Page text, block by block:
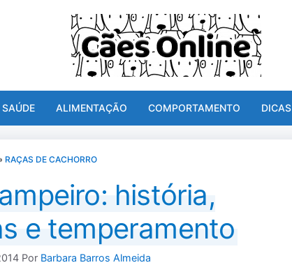
SAÚDE ALIMENTAÇÃO COMPORTAMENTO DICAS
RAÇAS DE CACHORRO
história,
e temperamento
Por Barbara Barros Almeida